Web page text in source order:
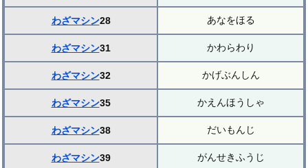
わざマシン28 あなをほる
わざマシン31 かわらわり
わざマシン32 かげぶんしん
わざマシン35 かえんほうしゃ
わざマシン38 だいもんじ
わざマシン39 がんせきふうじ